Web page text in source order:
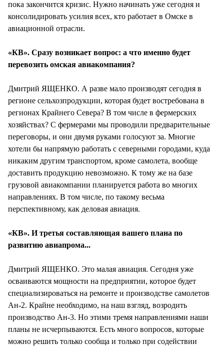
пока закончится кризис. Нужно начинать уже сегодня и
консолидировать усилия всех, кто работает в Омске в
авиационной отрасли.
«КВ». Сразу возникает вопрос: а что именно будет
перевозить омская авиакомпания?
Дмитрий ЯЩЕНКО. А разве мало производят сегодня в
регионе сельхозпродукции, которая будет востребована в
регионах Крайнего Севера? В том числе в фермерских
хозяйствах? С фермерами мы проводили предварительные
переговоры, и они двумя руками голосуют за. Многие
хотели бы напрямую работать с северными городами, куда
никаким другим транспортом, кроме самолета, вообще
доставить продукцию невозможно. К тому же на базе
грузовой авиакомпании планируется работа во многих
направлениях. В том числе, по такому весьма
перспективному, как деловая авиация.
«КВ». И третья составляющая вашего плана по
развитию авиапрома...
Дмитрий ЯЩЕНКО. Это малая авиация. Сегодня уже
осваиваются мощности на предприятии, которое будет
специализироваться на ремонте и производстве самолетов
Ан-2. Крайне необходимо, на наш взгляд, возродить
производство Ан-3. Но этими тремя направлениями наши
планы не исчерпываются. Есть много вопросов, которые
можно решить только сообща и только при содействии